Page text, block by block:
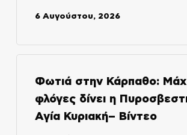
6 Αυγούστου, 2026
Φωτιά στην Κάρπαθο:
φλόγες δίνει η
Αγία Κυριακή– Βίντεο